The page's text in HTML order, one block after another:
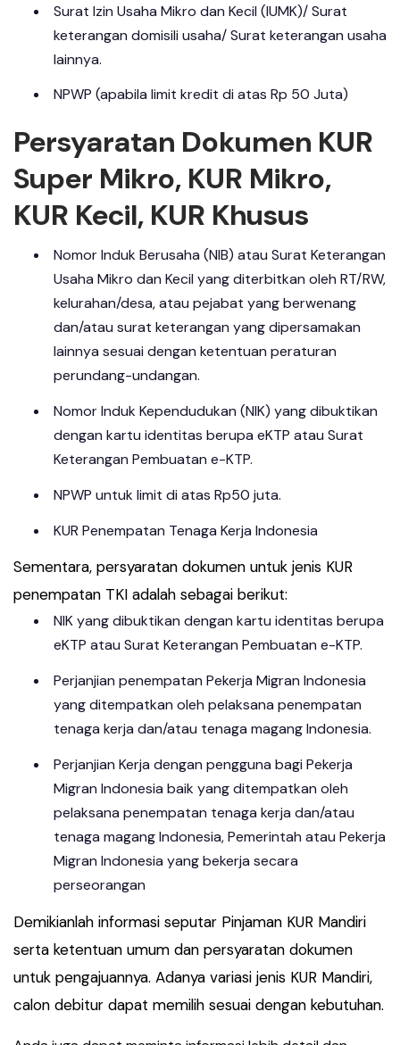
Surat Izin Usaha Mikro dan Kecil (IUMK)/ Surat
keterangan domisili usaha/ Surat keterangan usaha
lainnya.
NPWP (apabila limit kredit di atas Rp 50 Juta)
Persyaratan Dokumen KUR
Super Mikro, KUR Mikro,
KUR Kecil, KUR Khusus
Nomor Induk Berusaha (NIB) atau Surat Keterangan
Usaha Mikro dan Kecil yang diterbitkan oleh RT/RW,
kelurahan/desa, atau pejabat yang berwenang
dan/atau surat keterangan yang dipersamakan
lainnya sesuai dengan ketentuan peraturan
perundang-undangan.
Nomor Induk Kependudukan (NIK) yang dibuktikan
dengan kartu identitas berupa eKTP atau Surat
Keterangan Pembuatan e-KTP.
NPWP untuk limit di atas Rp50 juta.
KUR Penempatan Tenaga Kerja Indonesia
Sementara, persyaratan dokumen untuk jenis KUR
penempatan TKI adalah sebagai berikut:
NIK yang dibuktikan dengan kartu identitas berupa
eKTP atau Surat Keterangan Pembuatan e-KTP.
Perjanjian penempatan Pekerja Migran Indonesia
yang ditempatkan oleh pelaksana penempatan
tenaga kerja dan/atau tenaga magang Indonesia.
Perjanjian Kerja dengan pengguna bagi Pekerja
Migran Indonesia baik yang ditempatkan oleh
pelaksana penempatan tenaga kerja dan/atau
tenaga magang Indonesia, Pemerintah atau Pekerja
Migran Indonesia yang bekerja secara
perseorangan
Demikianlah informasi seputar Pinjaman KUR Mandiri
serta ketentuan umum dan persyaratan dokumen
untuk pengajuannya. Adanya variasi jenis KUR Mandiri,
calon debitur dapat memilih sesuai dengan kebutuhan.